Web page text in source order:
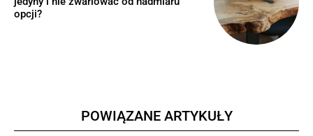
opcji?
POWIĄZANE ARTYKUŁY